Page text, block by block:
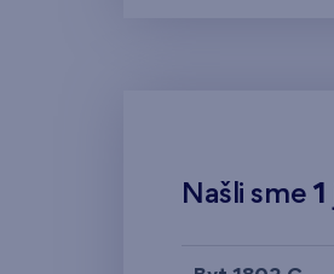
Našli sme 1